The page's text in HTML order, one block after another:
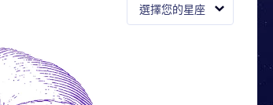
選擇您的星座